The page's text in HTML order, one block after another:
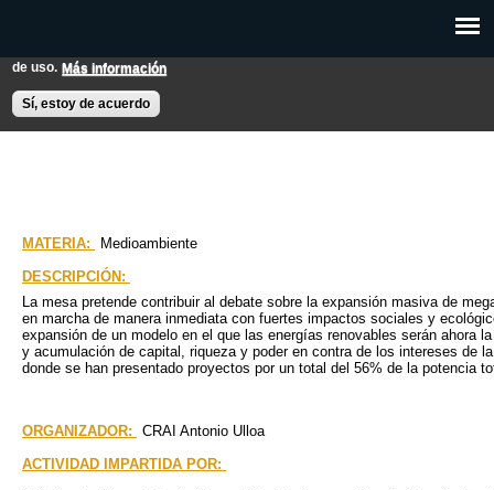
Esta web utiliza cookies para mejorar su experiencia de usuario.
de uso. Más información
Sí, estoy de acuerdo
principal
EXPON@us.es
MATERIA:
Medioambiente
DESCRIPCIÓN:
La mesa pretende contribuir al debate sobre la expansión masiva de
en marcha de manera inmediata con fuertes impactos sociales y
expansión de un modelo en el que las energías renovables serán ahora
y acumulación de capital, riqueza y poder en contra de los intereses de
donde se han presentado proyectos por un total del 56% de la potencia
ORGANIZADOR:
CRAI Antonio Ulloa
ACTIVIDAD IMPARTIDA POR: